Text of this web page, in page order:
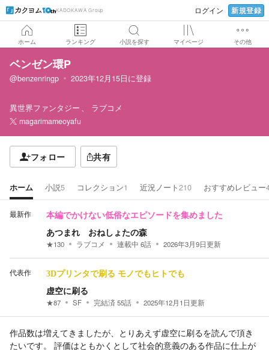
KADOKAWA Group ログイン 新規登録
ホーム ランキング 小説を探す マイページ その他
ベンゼン環P
@benzenringp 2023年12月15日に登録
異世界ファンタジー
ラブコメ
magarimameoyafu
フォロー 共有
ホーム 小説5 コレクション1 近況ノート210 おすすめレビュー
最新作 本編でかけない低俗なエピソードを集めました
あつまれ おねしょたの森
★130 ラブコメ 連載中 6話 2026年3月9日更新
代表作 3Dプリンタで刷る モノでもヒトでも
虚空に刷る
★87 SF 完結済55話 2025年12月1日更新
作品数は増えてきましたが、とりあえず虚空に刷るを読んで頂き
たいです。 評価はともかくとして社会的意義のある作品に仕上が